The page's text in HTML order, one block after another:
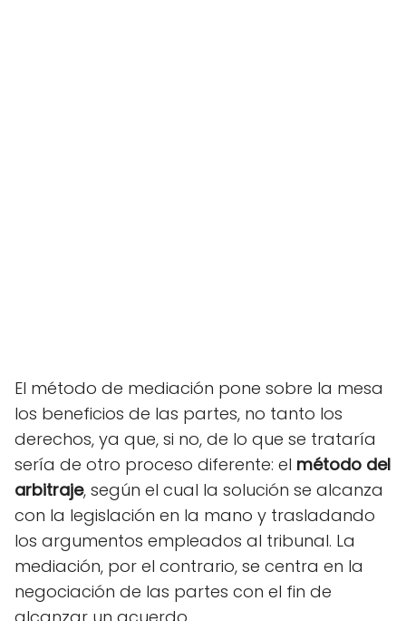
El método de mediación pone sobre la mesa
los beneficios de las partes, no tanto los
derechos, ya que, si no, de lo que se trataría
sería de otro proceso diferente: el método del
arbitraje, según el cual la solución se alcanza
con la legislación en la mano y trasladando
los argumentos empleados al tribunal. La
mediación, por el contrario, se centra en la
negociación de las partes con el fin de